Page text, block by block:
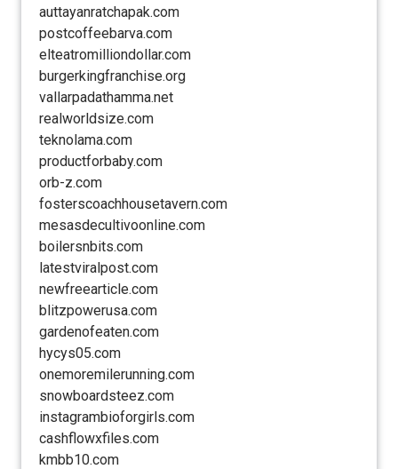
auttayanratchapak.com
postcoffeebarva.com
elteatromilliondollar.com
burgerkingfranchise.org
vallarpadathamma.net
realworldsize.com
teknolama.com
productforbaby.com
orb-z.com
fosterscoachhousetavern.com
mesasdecultivoonline.com
boilersnbits.com
latestviralpost.com
newfreearticle.com
blitzpowerusa.com
gardenofeaten.com
hycys05.com
onemoremilerunning.com
snowboardsteez.com
instagrambioforgirls.com
cashflowxfiles.com
kmbb10.com